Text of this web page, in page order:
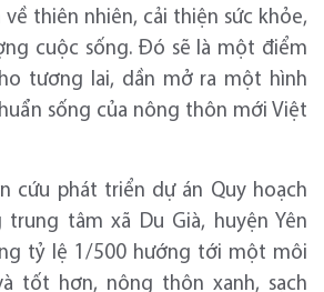
thiên nhiên, cải thiện sức khỏe,
cuộc sống. Đó sẽ là một điểm
tương lai, dần mở ra một hình
sống của nông thôn mới Việt
cứu phát triển dự án Quy hoạch
tâm xã Du Già, huyện Yên
tỷ lệ 1/500 hướng tới một môi
tốt hơn, nông thôn xanh, sạch